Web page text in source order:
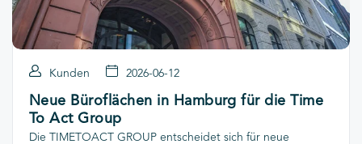
Kunden 2026-06-12
Neue Büroflächen in Hamburg für die Time
To Act Group
Die TIMETOACT GROUP entscheidet sich für neue